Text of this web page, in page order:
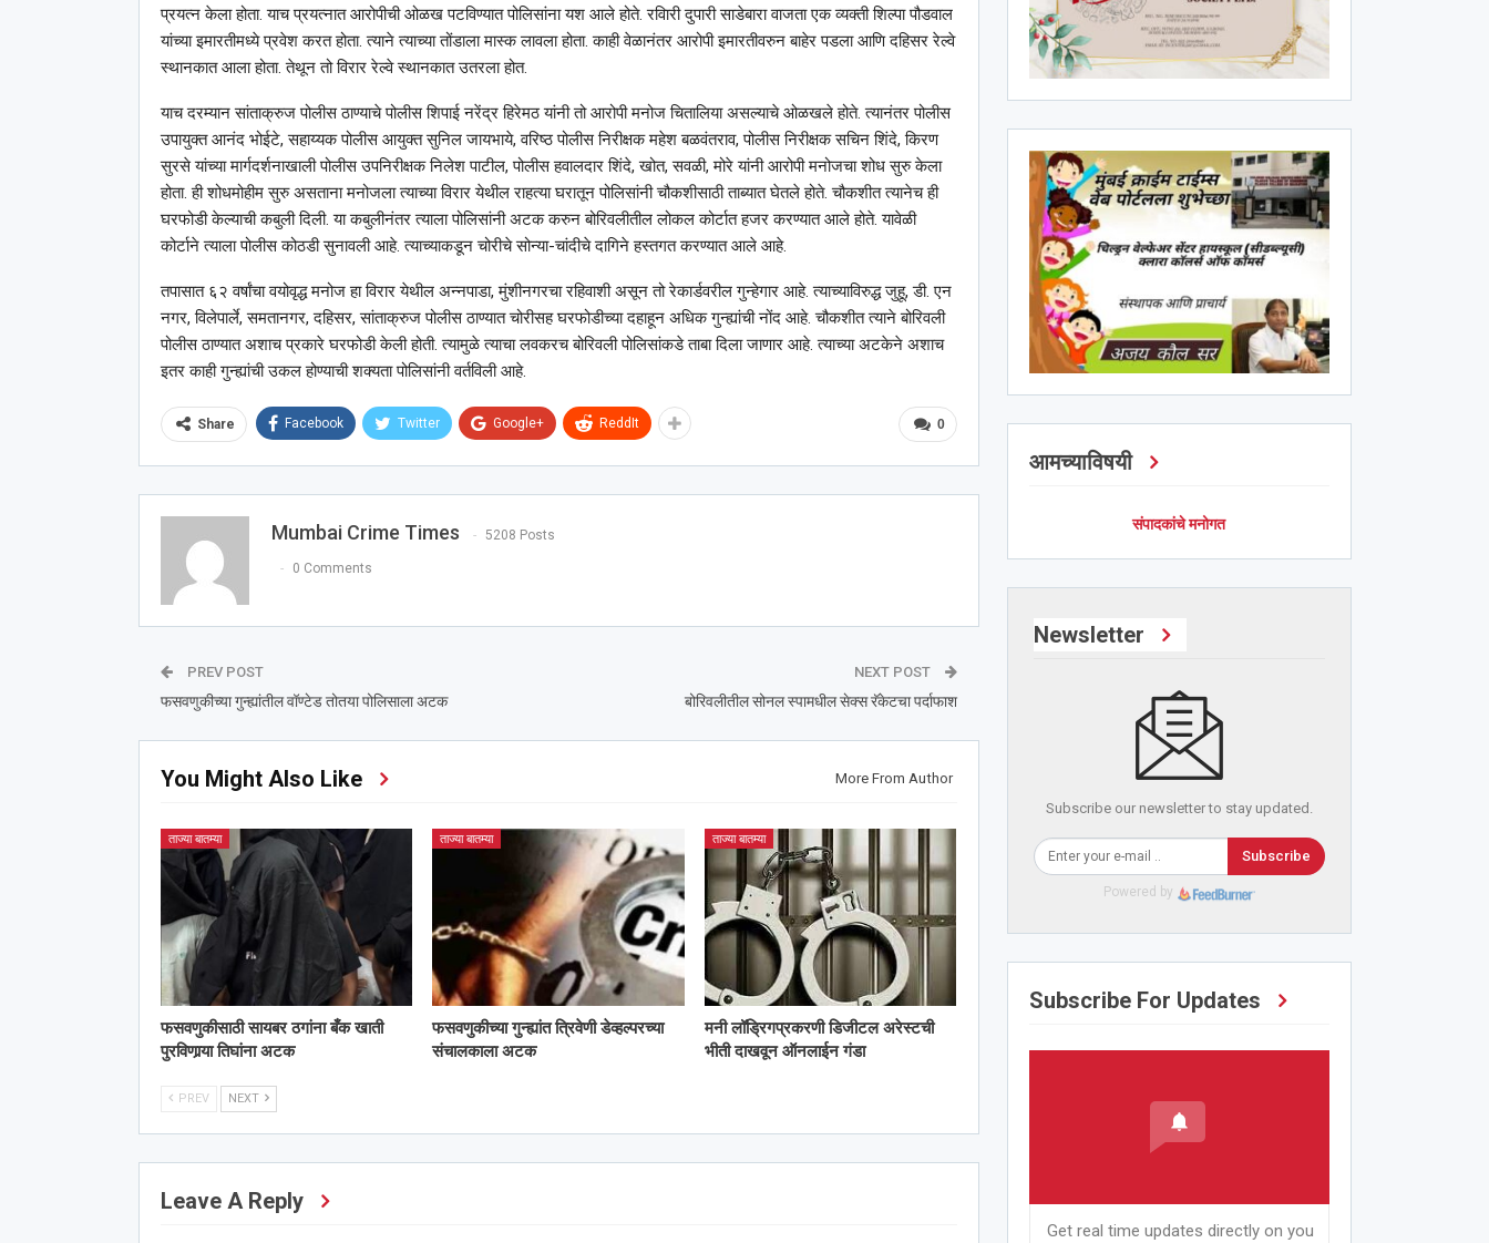
प्रयत्न केला होता. याच प्रयत्नात आरोपीची ओळख पटविण्यात पोलिसांना यश आले होते. रविारी दुपारी साडेबारा वाजता एक व्यक्ती शिल्पा पौडवाल
यांच्या इमारतीमध्ये प्रवेश करत होता. त्याने त्याच्या तोंडाला मास्क लावला होता. काही वेळानंतर आरोपी इमारतीवरुन बाहेर पडला आणि दहिसर रेल्वे
स्थानकात आला होता. तेथून तो विरार रेल्वे स्थानकात उतरला होत.
याच दरम्यान सांताक्रुज पोलीस ठाण्याचे पोलीस शिपाई नरेंद्र हिरेमठ यांनी तो आरोपी मनोज चितालिया असल्याचे ओळखले होते. त्यानंतर पोलीस
उपायुक्त आनंद भोईटे, सहाय्यक पोलीस आयुक्त सुनिल जायभाये, वरिष्ठ पोलीस निरीक्षक महेश बळवंतराव, पोलीस निरीक्षक सचिन शिंदे, किरण
सुरसे यांच्या मार्गदर्शनाखाली पोलीस उपनिरीक्षक निलेश पाटील, पोलीस हवालदार शिंदे, खोत, सवळी, मोरे यांनी आरोपी मनोजचा शोध सुरु केला
होता. ही शोधमोहीम सुरु असताना मनोजला त्याच्या विरार येथील राहत्या घरातून पोलिसांनी चौकशीसाठी ताब्यात घेतले होते. चौकशीत त्यानेच ही
घरफोडी केल्याची कबुली दिली. या कबुलीनंतर त्याला पोलिसांनी अटक करुन बोरिवलीतील लोकल कोर्टात हजर करण्यात आले होते. यावेळी
कोर्टाने त्याला पोलीस कोठडी सुनावली आहे. त्याच्याकडून चोरीचे सोन्या-चांदीचे दागिने हस्तगत करण्यात आले आहे.
तपासात ६२ वर्षांचा वयोवृद्ध मनोज हा विरार येथील अन्नपाडा, मुंशीनगरचा रहिवाशी असून तो रेकार्डवरील गुन्हेगार आहे. त्याच्याविरुद्ध जुहू, डी. एन
नगर, विलेपार्ले, समतानगर, दहिसर, सांताक्रुज पोलीस ठाण्यात चोरीसह घरफोडीच्या दहाहून अधिक गुन्ह्यांची नोंद आहे. चौकशीत त्याने बोरिवली
पोलीस ठाण्यात अशाच प्रकारे घरफोडी केली होती. त्यामुळे त्याचा लवकरच बोरिवली पोलिसांकडे ताबा दिला जाणार आहे. त्याच्या अटकेने अशाच
इतर काही गुन्ह्यांची उकल होण्याची शक्यता पोलिसांनी वर्तविली आहे.
0
Share Facebook Twitter Google+ ReddIt
Mumbai Crime Times 5208 Posts
0 Comments
PREV POST
फसवणुकीच्या गुन्ह्यांतील वॉण्टेड तोतया पोलिसाला अटक
NEXT POST
बोरिवलीतील सोनल स्पामधील सेक्स रॅकेटचा पर्दाफाश
You Might Also Like More From Author
ताज्या बातम्या
फसवणुकीसाठी सायबर ठगांना बँक खाती
पुरविणार्‍या तिघांना अटक
ताज्या बातम्या
फसवणुकीच्या गुन्ह्यांत त्रिवेणी डेव्हल्परच्या
संचालकाला अटक
ताज्या बातम्या
मनी लॉड्रिगप्रकरणी डिजीटल अरेस्टची
भीती दाखवून ऑनलाईन गंडा
PREV NEXT
Leave A Reply
आमच्याविषयी
संपादकांचे मनोगत
Newsletter
Subscribe our newsletter to stay updated.
Subscribe
Powered by
Subscribe For Updates
Get real time updates directly on you